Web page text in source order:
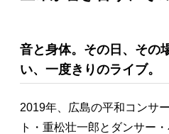
音と身体。その日、その
い、一度きりのライブ。
2019年、広島の平和コンサ
ト・重松壮一郎とダンサー・